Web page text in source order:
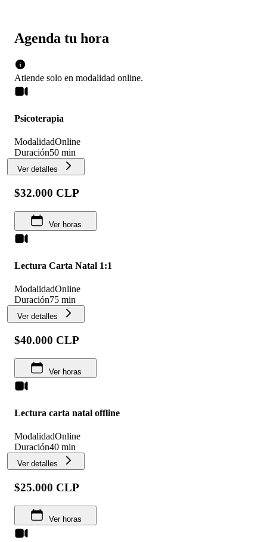
Agenda tu hora
Atiende solo en modalidad online.
Psicoterapia
ModalidadOnline
Duración50 min
Ver detalles
$32.000 CLP
Ver horas
Lectura Carta Natal 1:1
ModalidadOnline
Duración75 min
Ver detalles
$40.000 CLP
Ver horas
Lectura carta natal offline
ModalidadOnline
Duración40 min
Ver detalles
$25.000 CLP
Ver horas